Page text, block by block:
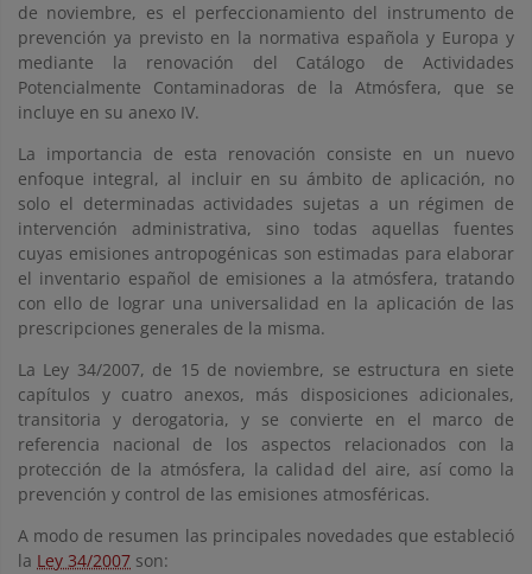
de noviembre, es el perfeccionamiento del instrumento de
prevención ya previsto en la normativa española y Europa y
mediante la renovación del Catálogo de Actividades
Potencialmente Contaminadoras de la Atmósfera, que se
incluye en su anexo IV.
La importancia de esta renovación consiste en un nuevo
enfoque integral, al incluir en su ámbito de aplicación, no
solo el determinadas actividades sujetas a un régimen de
intervención administrativa, sino todas aquellas fuentes
cuyas emisiones antropogénicas son estimadas para elaborar
el inventario español de emisiones a la atmósfera, tratando
con ello de lograr una universalidad en la aplicación de las
prescripciones generales de la misma.
La Ley 34/2007, de 15 de noviembre, se estructura en siete
capítulos y cuatro anexos, más disposiciones adicionales,
transitoria y derogatoria, y se convierte en el marco de
referencia nacional de los aspectos relacionados con la
protección de la atmósfera, la calidad del aire, así como la
prevención y control de las emisiones atmosféricas.
A modo de resumen las principales novedades que estableció
la Ley 34/2007 son: